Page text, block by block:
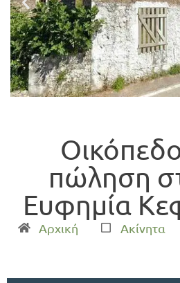
πώληση
Ευφημία
Αρχική Ακίνητα